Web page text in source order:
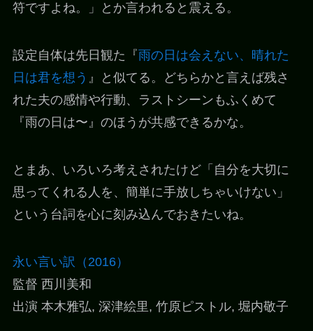
符ですよね。」とか言われると震える。
設定自体は先日観た『雨の日は会えない、晴れた
日は君を想う 』と似てる。どちらかと言えば残さ
れた夫の感情や行動、ラストシーンもふくめて
『雨の日は〜』のほうが共感できるかな。
とまあ、いろいろ考えされたけど「自分を大切に
思ってくれる人を、簡単に手放しちゃいけない」
という台詞を心に刻み込んでおきたいね。
永い言い訳（2016）
監督 西川美和
出演 本木雅弘, 深津絵里, 竹原ピストル, 堀内敬子